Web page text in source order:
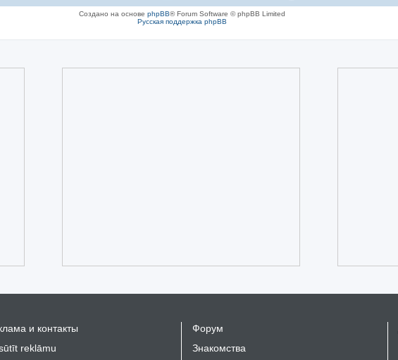
Создано на основе phpBB® Forum Software © phpBB Limited
Русская поддержка phpBB
и контакты
reklāmu
Форум
Знакомства